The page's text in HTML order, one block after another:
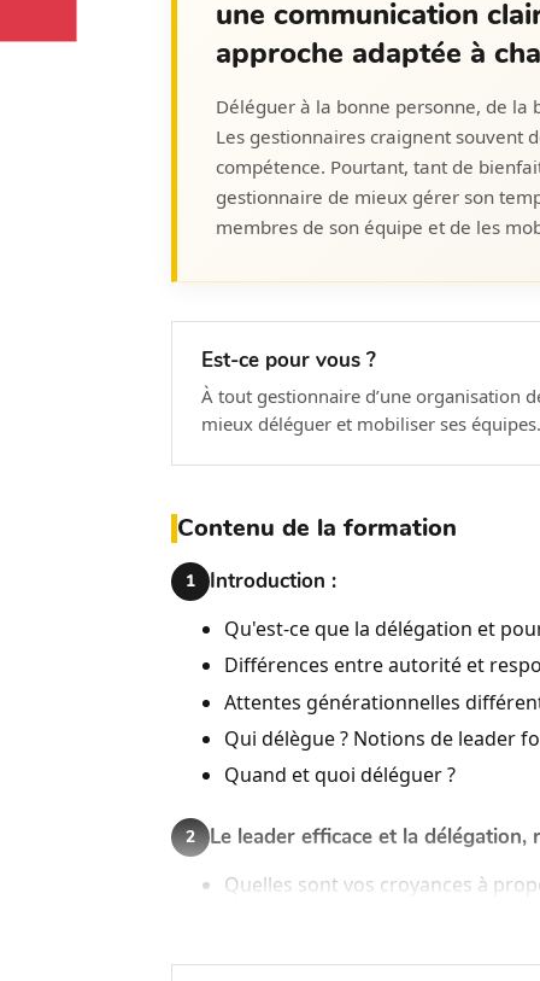
une communication
approche adaptée à
Déléguer à la bonne personne, de la
Les gestionnaires craignent souvent
compétence. Pourtant, tant de
gestionnaire de mieux gérer son
membres de son équipe et de les
Est-ce pour vous ?
À tout gestionnaire d’une organisation
mieux déléguer et mobiliser ses équipes.
Contenu de la formation
1 Introduction :
Qu'est-ce que la délégation et
Différences entre autorité et
Attentes générationnelles
Qui délègue ? Notions de leader
Quand et quoi déléguer ?
2 Le leader efficace et la
Quelles sont vos croyances à
Questionnaire de réflexion
Défis de la délégation pour un